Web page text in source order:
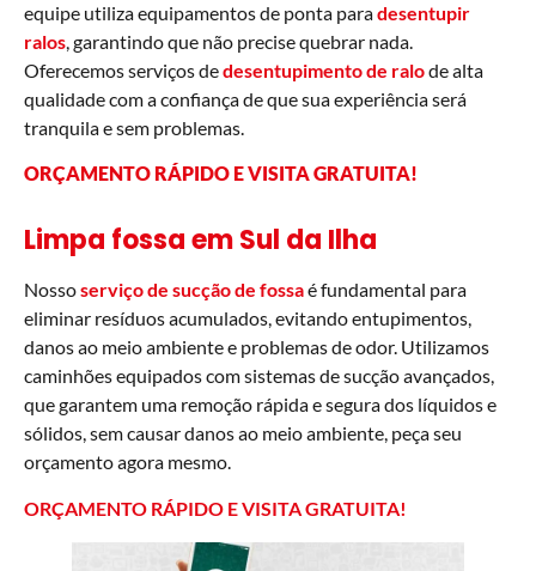
equipe utiliza equipamentos de ponta paradesentupir
ralos, garantindo que não precise quebrar nada.
Oferecemos serviços dedesentupimento de ralode alta
qualidade com a confiança de que sua experiência será
tranquila e sem problemas.
ORÇAMENTO RÁPIDO E VISITA GRATUITA!
Limpa fossa em Sul da Ilha
Nossoserviço de sucção de fossaé fundamental para
eliminar resíduos acumulados, evitando entupimentos,
danos ao meio ambiente e problemas de odor. Utilizamos
caminhões equipados com sistemas de sucção avançados,
que garantem uma remoção rápida e segura dos líquidos e
sólidos, sem causar danos ao meio ambiente, peça seu
orçamento agora mesmo.
ORÇAMENTO RÁPIDO E VISITA GRATUITA!